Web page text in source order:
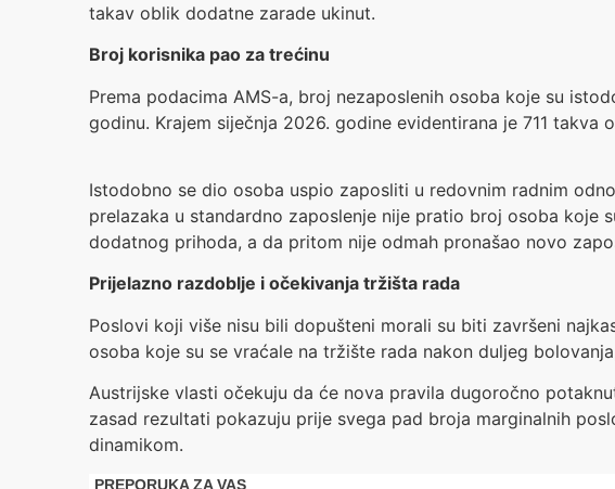
takav oblik dodatne zarade ukinut.
Broj korisnika pao za trećinu
Prema podacima AMS-a, broj nezaposlenih osoba koje su
godinu. Krajem siječnja 2026. godine evidentirana je 711
Istodobno se dio osoba uspio zaposliti u redovnim radnim
prelazaka u standardno zaposlenje nije pratio broj osoba koje
dodatnog prihoda, a da pritom nije odmah pronašao novo
Prijelazno razdoblje i očekivanja tržišta rada
Poslovi koji više nisu bili dopušteni morali su biti završeni
osoba koje su se vraćale na tržište rada nakon duljeg
Austrijske vlasti očekuju da će nova pravila dugoročno
zasad rezultati pokazuju prije svega pad broja marginalnih
dinamikom.